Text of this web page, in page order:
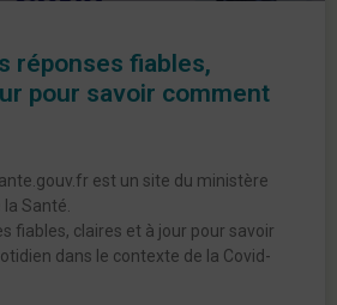
réponses fiables,
pour savoir comment
est un site du ministère
Santé.
fiables, claires et à jour pour savoir
dans le contexte de la Covid-